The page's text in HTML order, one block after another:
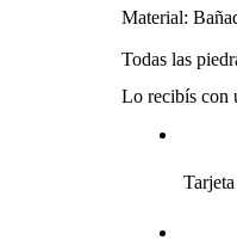
Material:
Todas las
Lo recibís con